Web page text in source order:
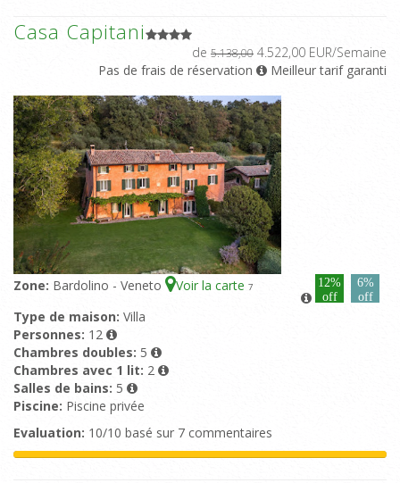
Casa Capitani
de 5.138,00 4.522,00 EUR/Semaine
Pas de frais de réservation
Meilleur tarif garanti
Zone: Bardolino - Veneto Voir la carte 7
12%
off
6%
off
Type de maison: Villa
Personnes: 12
Chambres doubles: 5
Chambres avec 1 lit: 2
Salles de bains: 5
Piscine: Piscine privée
Evaluation: 10/10 basé sur 7 commentaires